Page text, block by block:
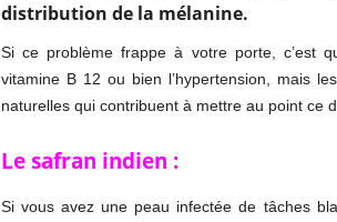
distribution de la mélanine.
Si ce problème frappe à votre porte, c’est
vitamine B 12 ou bien l’hypertension, mais
naturelles qui contribuent à mettre au point ce
Le safran indien :
Si vous avez une peau infectée de tâches